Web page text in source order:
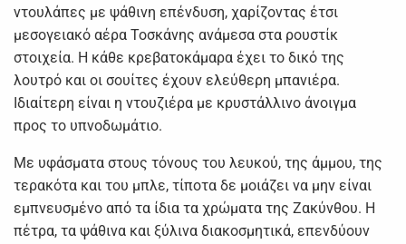
ντουλάπες με ψάθινη επένδυση, χαρίζοντας έτσι
μεσογειακό αέρα Τοσκάνης ανάμεσα στα ρουστίκ
στοιχεία. Η κάθε κρεβατοκάμαρα έχει το δικό της
λουτρό και οι σουίτες έχουν ελεύθερη μπανιέρα.
Ιδιαίτερη είναι η ντουζιέρα με κρυστάλλινο άνοιγμα
προς το υπνοδωμάτιο.
Με υφάσματα στους τόνους του λευκού, της άμμου, της
τερακότα και του μπλε, τίποτα δε μοιάζει να μην είναι
εμπνευσμένο από τα ίδια τα χρώματα της Ζακύνθου. Η
πέτρα, τα ψάθινα και ξύλινα διακοσμητικά, επενδύουν